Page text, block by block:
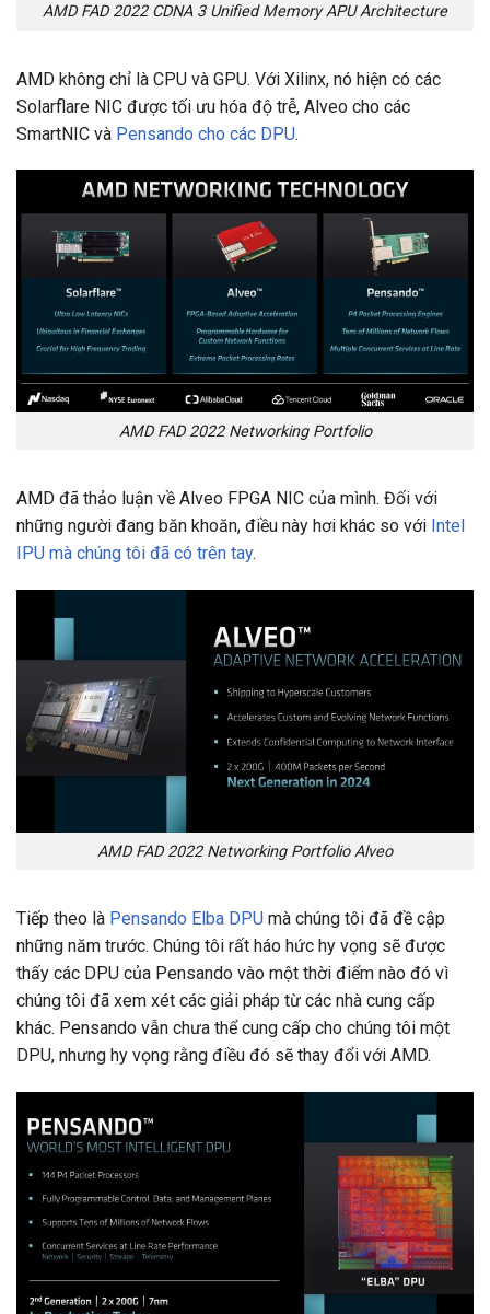
AMD FAD 2022 CDNA 3 Unified Memory APU Architecture
AMD không chỉ là CPU và GPU. Với Xilinx, nó hiện có các
Solarflare NIC được tối ưu hóa độ trễ, Alveo cho các
SmartNIC và Pensando cho các DPU.
AMD FAD 2022 Networking Portfolio
AMD đã thảo luận về Alveo FPGA NIC của mình. Đối với
những người đang băn khoăn, điều này hơi khác so với Intel
IPU mà chúng tôi đã có trên tay.
AMD FAD 2022 Networking Portfolio Alveo
Tiếp theo là Pensando Elba DPU mà chúng tôi đã đề cập
những năm trước. Chúng tôi rất háo hức hy vọng sẽ được
thấy các DPU của Pensando vào một thời điểm nào đó vì
chúng tôi đã xem xét các giải pháp từ các nhà cung cấp
khác. Pensando vẫn chưa thể cung cấp cho chúng tôi một
DPU, nhưng hy vọng rằng điều đó sẽ thay đổi với AMD.